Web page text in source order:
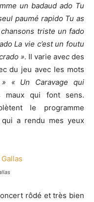
un badaud ado Tu
paumé rapido Tu as
triste un fado
La vie c’est un foutu
». Il varie avecdes
du jeu avec les mots
« Un Caravage qui
maux qui font sens.
le programme
qui a rendu mes yeux
rôdé et très bien